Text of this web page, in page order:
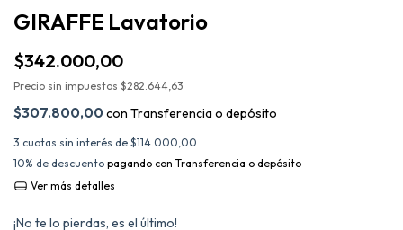
GIRAFFE Lavatorio
$342.000,00
Precio sin impuestos $282.644,63
$307.800,00 con Transferencia o depósito
3 cuotas sin interés de $114.000,00
10% de descuento pagando con Transferencia o depósito
Ver más detalles
¡No te lo pierdas, es el último!